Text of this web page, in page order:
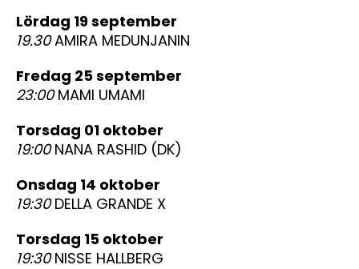
lördag 19 september
19.30AMIRA MEDUNJANIN
fredag 25 september
23:00MAMI UMAMI
torsdag 01 oktober
19:00NANA RASHID (DK)
onsdag 14 oktober
19:30DELLA GRANDE X
torsdag 15 oktober
19:30NISSE HALLBERG